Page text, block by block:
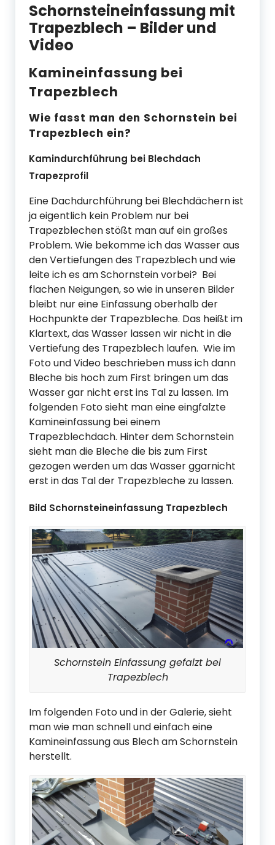
Schornsteineinfassung mit
Trapezblech – Bilder und
Video
Kamineinfassung bei
Trapezblech
Wie fasst man den Schornstein bei
Trapezblech ein?
Kamindurchführung bei Blechdach
Trapezprofil
Eine Dachdurchführung bei Blechdächern ist
ja eigentlich kein Problem nur bei
Trapezblechen stößt man auf ein großes
Problem. Wie bekomme ich das Wasser aus
den Vertiefungen des Trapezblech und wie
leite ich es am Schornstein vorbei? Bei
flachen Neigungen, so wie in unseren Bilder
bleibt nur eine Einfassung oberhalb der
Hochpunkte der Trapezbleche. Das heißt im
Klartext, das Wasser lassen wir nicht in die
Vertiefung des Trapezblech laufen. Wie im
Foto und Video beschrieben muss ich dann
Bleche bis hoch zum First bringen um das
Wasser gar nicht erst ins Tal zu lassen. Im
folgenden Foto sieht man eine eingfalzte
Kamineinfassung bei einem
Trapezblechdach. Hinter dem Schornstein
sieht man die Bleche die bis zum First
gezogen werden um das Wasser ggarnicht
erst in das Tal der Trapezbleche zu lassen.
Bild Schornsteineinfassung Trapezblech
Schornstein Einfassung gefalzt bei
Trapezblech
Im folgenden Foto und in der Galerie, sieht
man wie man schnell und einfach eine
Kamineinfassung aus Blech am Schornstein
herstellt.